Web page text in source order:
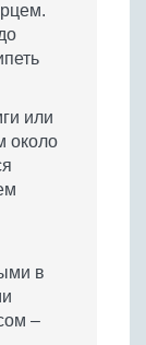
или
около
в
–